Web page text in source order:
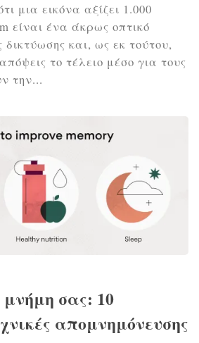
μια εικόνα αξίζει 1.000
είναι ένα άκρως οπτικό
δικτύωσης και, ως εκ τούτου,
το τέλειο μέσο για τους
την...
σας: 10
απομνημόνευσης